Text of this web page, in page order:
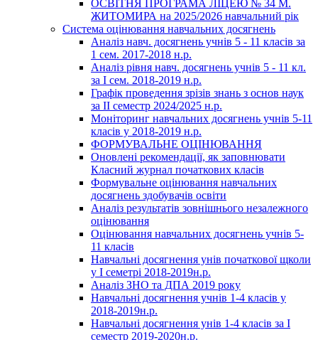
ОСВІТНЯ ПРОГРАМА ЛІЦЕЮ № 34 М.
ЖИТОМИРА на 2025/2026 навчальний рік
Система оцінювання навчальних досягнень
Аналіз навч. досягнень учнів 5 - 11 класів за
1 сем. 2017-2018 н.р.
Аналіз рівня навч. досягнень учнів 5 - 11 кл.
за І сем. 2018-2019 н.р.
Графік проведення зрізів знань з основ наук
за ІІ семестр 2024/2025 н.р.
Моніторинг навчальних досягнень учнів 5-11
класів у 2018-2019 н.р.
ФОРМУВАЛЬНЕ ОЦІНЮВАННЯ
Оновлені рекомендації, як заповнювати
Класний журнал початкових класів
Формувальне оцінювання навчальних
досягнень здобувачів освіти
Аналіз результатів зовнішнього незалежного
оцінювання
Оцінювання навчальних досягнень учнів 5-
11 класів
Навчальні досягнення унів початкової щколи
у І семетрі 2018-2019н.р.
Аналіз ЗНО та ДПА 2019 року
Навчальні досягнення учнів 1-4 класів у
2018-2019н.р.
Навчальні досягнення унів 1-4 класів за І
семестр 2019-2020н.р.